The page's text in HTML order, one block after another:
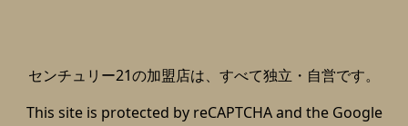
センチュリー21の加盟店は、すべて独立・自営です。
This site is protected by reCAPTCHA and the Google